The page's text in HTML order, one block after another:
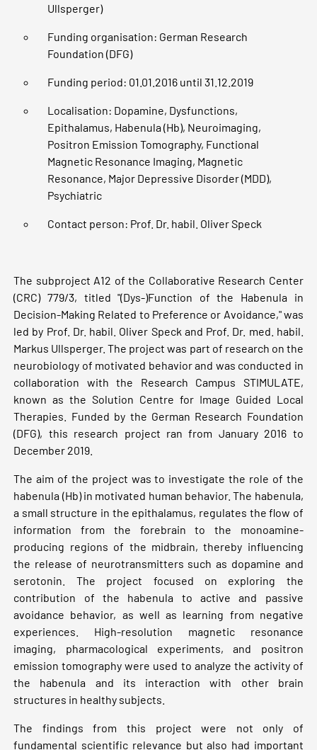
Ullsperger)
Funding organisation: German Research
Foundation (DFG)
Funding period: 01.01.2016 until 31.12.2019
Localisation: Dopamine, Dysfunctions,
Epithalamus, Habenula (Hb), Neuroimaging,
Positron Emission Tomography, Functional
Magnetic Resonance Imaging, Magnetic
Resonance, Major Depressive Disorder (MDD),
Psychiatric
Contact person: Prof. Dr. habil. Oliver Speck
The subproject A12 of the Collaborative Research Center
(CRC) 779/3, titled "(Dys-)Function of the Habenula in
Decision-Making Related to Preference or Avoidance," was
led by Prof. Dr. habil. Oliver Speck and Prof. Dr. med. habil.
Markus Ullsperger. The project was part of research on the
neurobiology of motivated behavior and was conducted in
collaboration with the Research Campus STIMULATE,
known as the Solution Centre for Image Guided Local
Therapies. Funded by the German Research Foundation
(DFG), this research project ran from January 2016 to
December 2019.
The aim of the project was to investigate the role of the
habenula (Hb) in motivated human behavior. The habenula,
a small structure in the epithalamus, regulates the flow of
information from the forebrain to the monoamine-
producing regions of the midbrain, thereby influencing
the release of neurotransmitters such as dopamine and
serotonin. The project focused on exploring the
contribution of the habenula to active and passive
avoidance behavior, as well as learning from negative
experiences. High-resolution magnetic resonance
imaging, pharmacological experiments, and positron
emission tomography were used to analyze the activity of
the habenula and its interaction with other brain
structures in healthy subjects.
The findings from this project were not only of
fundamental scientific relevance but also had important